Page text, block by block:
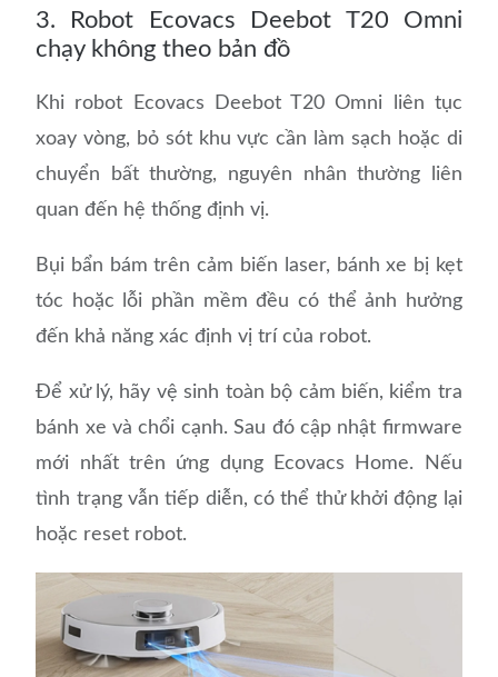
3. Robot Ecovacs Deebot T20 Omni
chạy không theo bản đồ
Khi robot Ecovacs Deebot T20 Omni liên tục
xoay vòng, bỏ sót khu vực cần làm sạch hoặc di
chuyển bất thường, nguyên nhân thường liên
quan đến hệ thống định vị.
Bụi bẩn bám trên cảm biến laser, bánh xe bị kẹt
tóc hoặc lỗi phần mềm đều có thể ảnh hưởng
đến khả năng xác định vị trí của robot.
Để xử lý, hãy vệ sinh toàn bộ cảm biến, kiểm tra
bánh xe và chổi cạnh. Sau đó cập nhật firmware
mới nhất trên ứng dụng Ecovacs Home. Nếu
tình trạng vẫn tiếp diễn, có thể thử khởi động lại
hoặc reset robot.